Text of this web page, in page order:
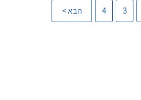
3
4 הבא >